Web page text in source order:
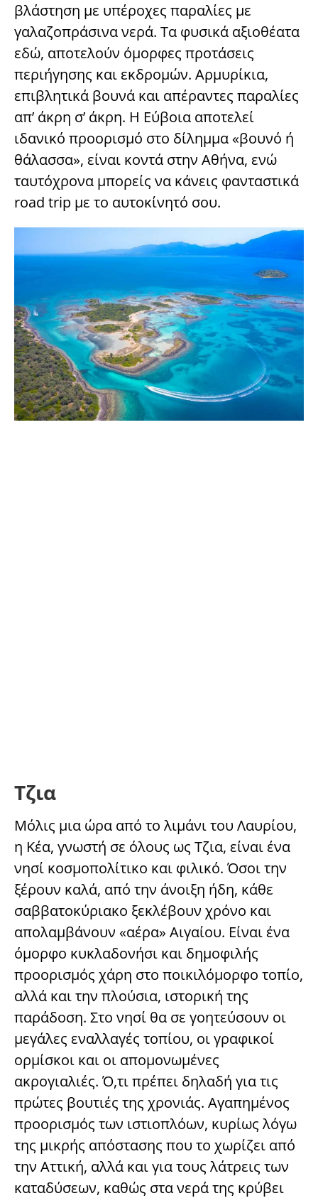
βλάστηση με υπέροχες παραλίες με
γαλαζοπράσινα νερά. Τα φυσικά αξιοθέατα
εδώ, αποτελούν όμορφες προτάσεις
περιήγησης και εκδρομών. Αρμυρίκια,
επιβλητικά βουνά και απέραντες παραλίες
απ’ άκρη σ’ άκρη. Η Εύβοια αποτελεί
ιδανικό προορισμό στο δίλημμα «βουνό ή
θάλασσα», είναι κοντά στην Αθήνα, ενώ
ταυτόχρονα μπορείς να κάνεις φανταστικά
road trip με το αυτοκίνητό σου.
Τζια
Μόλις μια ώρα από το λιμάνι του Λαυρίου,
η Κέα, γνωστή σε όλους ως Τζια, είναι ένα
νησί κοσμοπολίτικο και φιλικό. Όσοι την
ξέρουν καλά, από την άνοιξη ήδη, κάθε
σαββατοκύριακο ξεκλέβουν χρόνο και
απολαμβάνουν «αέρα» Αιγαίου. Είναι ένα
όμορφο κυκλαδονήσι και δημοφιλής
προορισμός χάρη στο ποικιλόμορφο τοπίο,
αλλά και την πλούσια, ιστορική της
παράδοση. Στο νησί θα σε γοητεύσουν οι
μεγάλες εναλλαγές τοπίου, οι γραφικοί
ορμίσκοι και οι απομονωμένες
ακρογιαλιές. Ό,τι πρέπει δηλαδή για τις
πρώτες βουτιές της χρονιάς. Αγαπημένος
προορισμός των ιστιοπλόων, κυρίως λόγω
της μικρής απόστασης που το χωρίζει από
την Αττική, αλλά και για τους λάτρεις των
καταδύσεων, καθώς στα νερά της κρύβει